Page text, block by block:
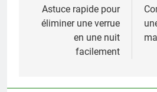
de
l’article
Astuce rapide pour
éliminer une verrue
en une nuit
facilement